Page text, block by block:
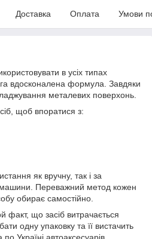
Доставка Оплата Умови
в усіх типах
вдосконалена формула. Завдяки
металевих поверхонь.
щоб впоратися з:
як вручну, так і за
Переважний метод кожен
обирає самостійно.
факт, що засіб витрачається
одну упаковку та її вистачить
Україні автоаксесуарів